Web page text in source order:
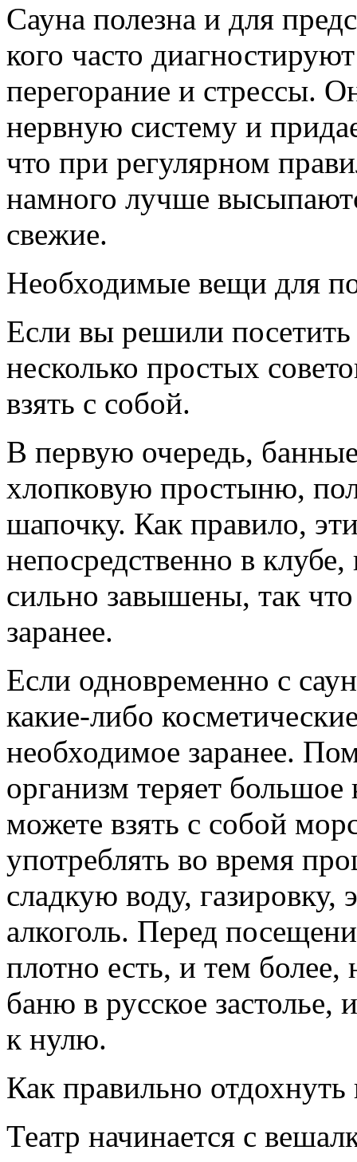
Сауна полезна и для
кого часто
перегорание и стрессы.
нервную систему и
что при регулярном
намного лучше
свежие.
Необходимые вещи для
Если вы решили посетить
несколько простых
взять с собой.
В первую очередь,
хлопковую простыню,
шапочку. Как правило,
непосредственно в
сильно завышены, так
заранее.
Если одновременно с
какие-либо
необходимое заранее.
организм теряет
можете взять с собой
употреблять во время
сладкую воду, газировку,
алкоголь. Перед
плотно есть, и тем
баню в русское застолье,
к нулю.
Как правильно отдохнуть
Театр начинается с